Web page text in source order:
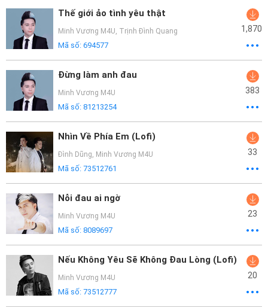
Funring
Doanh
Nghiệp
Thế giới ảo tình yêu thật
Minh Vương M4U, Trịnh Đình Quang
Mã số: 694577
1,870
Đừng làm anh đau
Minh Vương M4U
Mã số: 81213254
383
Nhìn Về Phía Em (Lofi)
Đình Dũng, Minh Vương M4U
Mã số: 73512761
33
Nỗi đau ai ngờ
Minh Vương M4U
Mã số: 8089697
23
Nếu Không Yêu Sẽ Không Đau Lòng (Lofi)
Minh Vương M4U
Mã số: 73512777
20